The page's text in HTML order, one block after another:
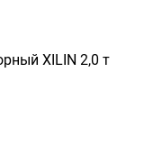
XILIN 2,0 т